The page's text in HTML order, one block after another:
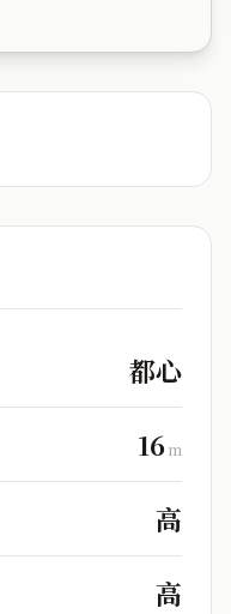
都心
16m
高
高